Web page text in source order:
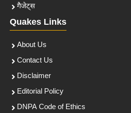
गैजेट्स
Quakes Links
About Us
Contact Us
Disclaimer
Editorial Policy
DNPA Code of Ethics